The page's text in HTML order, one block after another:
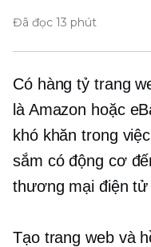
Đã đọc 13 phút
Có hàng tỷ trang
là Amazon hoặc
khó khăn trong
sắm có động cơ
thương mại điện tử
Tạo trang web và